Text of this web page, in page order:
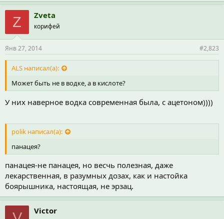
Z Zveta
корифей
Янв 27, 2014 #2,823
ALS написал(а):
Может быть не в водке, а в кислоте?
У них наверное водка современная была, с ацетоном))))
polik написал(а):
панацея?
панацея-не панацея, но весчь полезная, даже
лекарственная, в разумных дозах, как и настойка
боярышника, настоящая, не эрзац.
Victor